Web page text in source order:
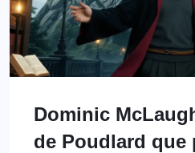
Dominic
de Poudlard que